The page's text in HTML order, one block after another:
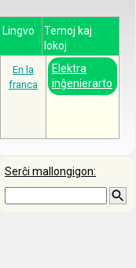
Lingvo
Temoj kaj
lokoj
En la
franca
Elektra
inĝenierarto
Serĉi mallongigon: